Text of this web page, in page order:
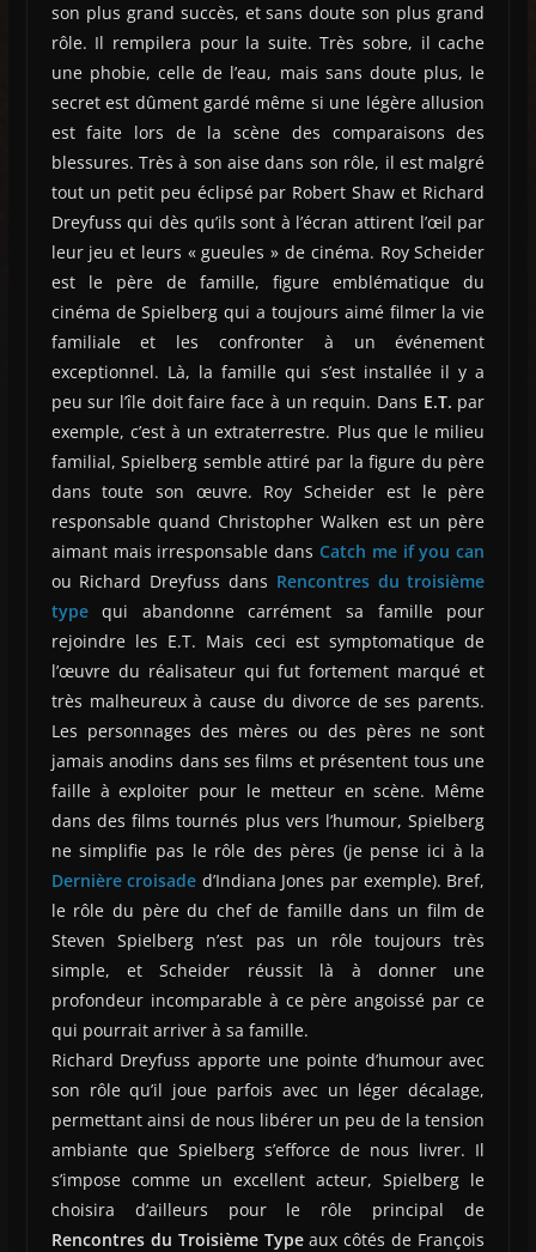
son plus grand succès, et sans doute son plus grand
rôle. Il rempilera pour la suite. Très sobre, il cache
une phobie, celle de l’eau, mais sans doute plus, le
secret est dûment gardé même si une légère allusion
est faite lors de la scène des comparaisons des
blessures. Très à son aise dans son rôle, il est malgré
tout un petit peu éclipsé par Robert Shaw et Richard
Dreyfuss qui dès qu’ils sont à l’écran attirent l’œil par
leur jeu et leurs « gueules » de cinéma. Roy Scheider
est le père de famille, figure emblématique du
cinéma de Spielberg qui a toujours aimé filmer la vie
familiale et les confronter à un événement
exceptionnel. Là, la famille qui s’est installée il y a
peu sur l’île doit faire face à un requin. Dans E.T. par
exemple, c’est à un extraterrestre. Plus que le milieu
familial, Spielberg semble attiré par la figure du père
dans toute son œuvre. Roy Scheider est le père
responsable quand Christopher Walken est un père
aimant mais irresponsable dans Catch me if you can
ou Richard Dreyfuss dans Rencontres du troisième
typequi abandonne carrément sa famille pour
rejoindre les E.T. Mais ceci est symptomatique de
l’œuvre du réalisateur qui fut fortement marqué et
très malheureux à cause du divorce de ses parents.
Les personnages des mères ou des pères ne sont
jamais anodins dans ses films et présentent tous une
faille à exploiter pour le metteur en scène. Même
dans des films tournés plus vers l’humour, Spielberg
ne simplifie pas le rôle des pères (je pense ici à la
Dernière croisade d’Indiana Jones par exemple). Bref,
le rôle du père du chef de famille dans un film de
Steven Spielberg n’est pas un rôle toujours très
simple, et Scheider réussit là à donner une
profondeur incomparable à ce père angoissé par ce
qui pourrait arriver à sa famille.
Richard Dreyfuss apporte une pointe d’humour avec
son rôle qu’il joue parfois avec un léger décalage,
permettant ainsi de nous libérer un peu de la tension
ambiante que Spielberg s’efforce de nous livrer. Il
s’impose comme un excellent acteur, Spielberg le
choisira d’ailleurs pour le rôle principal de
Rencontres du Troisième Typeaux côtés de François